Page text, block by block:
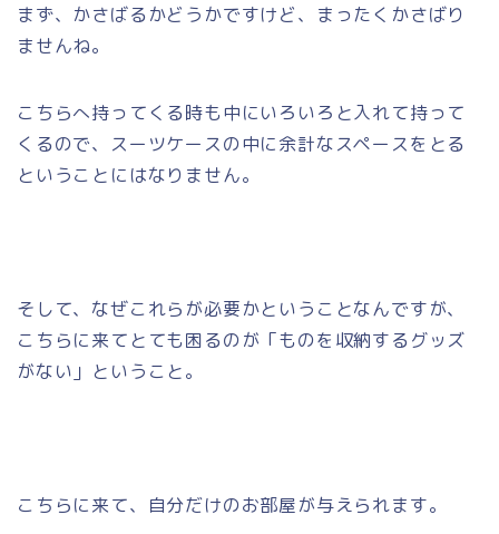
まず、かさばるかどうかですけど、まったくかさばり
ませんね。
こちらへ持ってくる時も中にいろいろと入れて持って
くるので、スーツケースの中に余計なスペースをとる
ということにはなりません。
そして、なぜこれらが必要かということなんですが、
こちらに来てとても困るのが「ものを収納するグッズ
がない」ということ。
こちらに来て、自分だけのお部屋が与えられます。